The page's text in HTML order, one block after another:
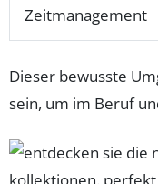
Zeitmanagement
Dieser bewusste
sein, um im Beruf